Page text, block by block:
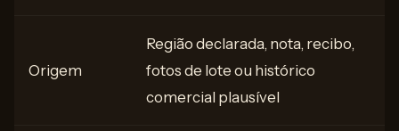
Origem
Região declarada, nota, recibo,
fotos de lote ou histórico
comercial plausível